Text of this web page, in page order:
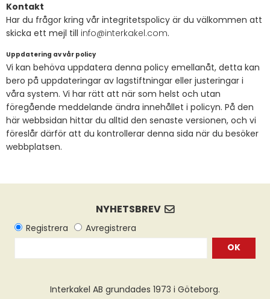
Kontakt
Har du frågor kring vår integritetspolicy är du välkommen att
skicka ett mejl till info@interkakel.com.
Uppdatering av vår policy
Vi kan behöva uppdatera denna policy emellanåt, detta kan
bero på uppdateringar av lagstiftningar eller justeringar i
våra system. Vi har rätt att när som helst och utan
föregående meddelande ändra innehållet i policyn. På den
här webbsidan hittar du alltid den senaste versionen, och vi
föreslår därför att du kontrollerar denna sida när du besöker
webbplatsen.
OK
Interkakel AB grundades 1973 i Göteborg.